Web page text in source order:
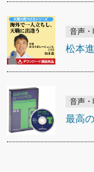
音声・
松本
音声・
最高